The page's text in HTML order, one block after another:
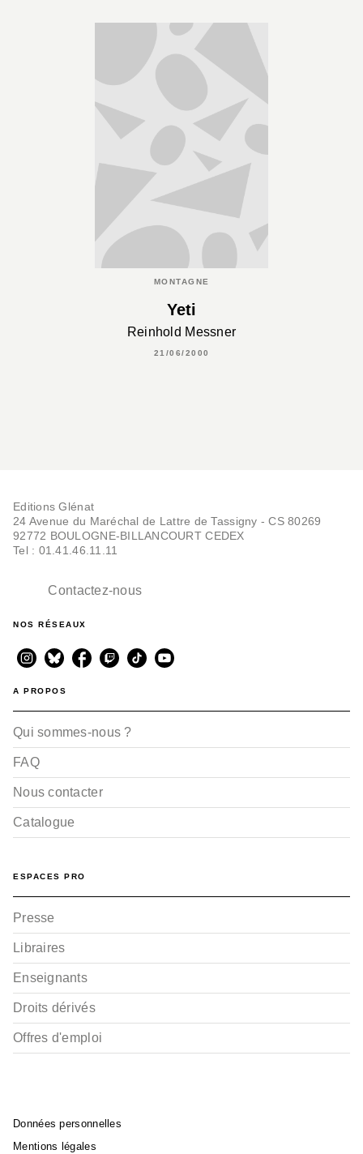
MONTAGNE
Yeti
Reinhold Messner
21/06/2000
Editions Glénat
24 Avenue du Maréchal de Lattre de Tassigny - CS 80269
92772 BOULOGNE-BILLANCOURT CEDEX
Tel : 01.41.46.11.11
Contactez-nous
NOS RÉSEAUX
A PROPOS
Qui sommes-nous ?
FAQ
Nous contacter
Catalogue
ESPACES PRO
Presse
Libraires
Enseignants
Droits dérivés
Offres d'emploi
Données personnelles
Mentions légales